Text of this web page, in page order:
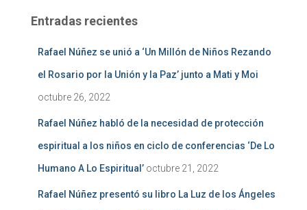
Entradas recientes
Rafael Núñez se unió a ‘Un Millón de Niños Rezando
el Rosario por la Unión y la Paz’ junto a Mati y Moi
octubre 26, 2022
Rafael Núñez habló de la necesidad de protección
espiritual a los niños en ciclo de conferencias ‘De Lo
Humano A Lo Espiritual’ octubre 21, 2022
Rafael Núñez presentó su libro La Luz de los Ángeles